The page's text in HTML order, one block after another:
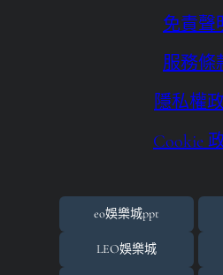
優塔娛樂城客服
優塔娛樂城手機版下載
免費送體驗金
六合彩即時
場中投注基礎邏輯與核心
娛樂城
免責聲
服務條
隱私權
Cookie
eo娛樂城ppt
LEO娛樂城